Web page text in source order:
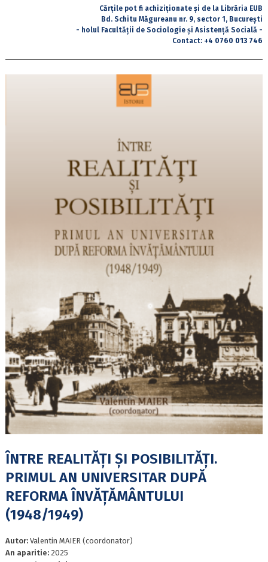
Cărțile pot fi achiziționate și de la Librăria EUB
Bd. Schitu Măgureanu nr. 9, sector 1, București
- holul Facultății de Sociologie și Asistență Socială -
Contact: +4 0760 013 746
ÎNTRE REALITĂȚI ȘI POSIBILITĂȚI.
PRIMUL AN UNIVERSITAR DUPĂ
REFORMA ÎNVĂȚĂMÂNTULUI
(1948/1949)
Autor: Valentin MAIER (coordonator)
An aparitie: 2025